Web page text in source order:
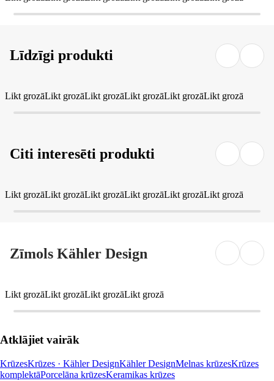
Līdzīgi produkti
Likt grozāLikt grozāLikt grozāLikt grozāLikt grozāLikt grozā
Citi interesēti produkti
Likt grozāLikt grozāLikt grozāLikt grozāLikt grozāLikt grozā
Zīmols Kähler Design
Likt grozāLikt grozāLikt grozāLikt grozā
Atklājiet vairāk
KrūzesKrūzes · Kähler DesignKähler DesignMelnas krūzesKrūzes
komplektāPorcelāna krūzesKeramikas krūzes